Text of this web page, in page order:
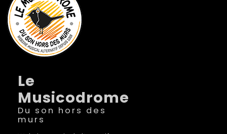
Le
Musicodrome
Du son hors des
murs